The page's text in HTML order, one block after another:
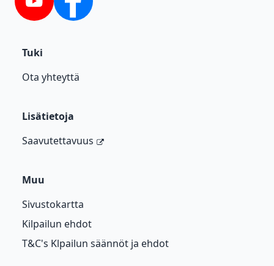
YouTube Facebook
Tuki
Ota yhteyttä
Lisätietoja
Saavutettavuus
Muu
Sivustokartta
Kilpailun ehdot
T&C's Klpailun säännöt ja ehdot